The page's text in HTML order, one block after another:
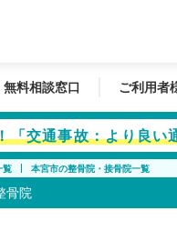
無料相談窓口 ご利用者
「交通事故：より良い
覧 本宮市の整骨院・接骨院一覧
骨院